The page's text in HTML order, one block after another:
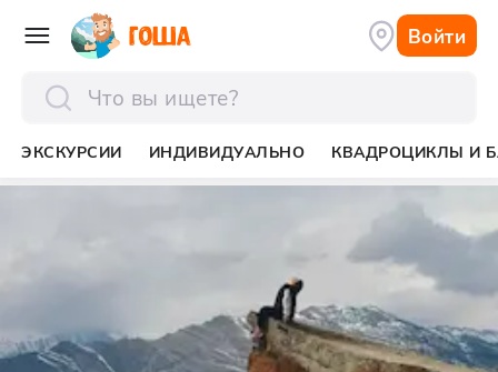
Войти
ЭКСКУРСИИ ИНДИВИДУАЛЬНО КВАДРОЦИКЛЫ И